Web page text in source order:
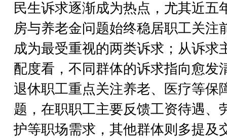
民生诉求逐渐成为热点，尤其近五
房与养老金问题始终稳居职工关注
成为最受重视的两类诉求；从诉求
配度看，不同群体的诉求指向愈发
退休职工重点关注养老、医疗等保
题，在职职工主要反馈工资待遇、
护等职场需求，其他群体则多提及